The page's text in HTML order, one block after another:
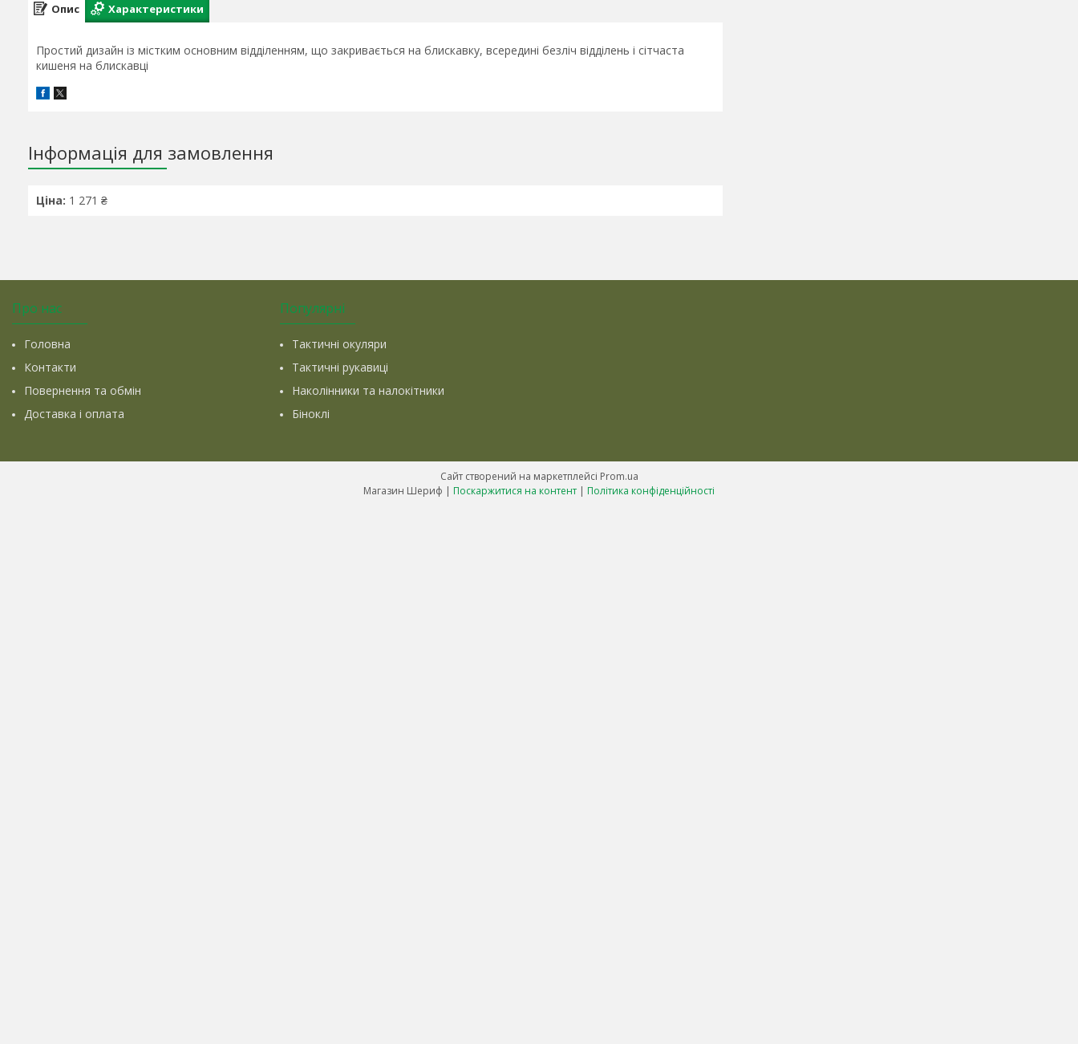
Опис Характеристики
Простий дизайн із містким основним відділенням, що закривається на блискавку, всередині безліч відділень і сітчаста
кишеня на блискавці
Інформація для замовлення
Ціна: 1 271 ₴
Про нас
Головна
Контакти
Повернення та обмін
Доставка і оплата
Популярні
Тактичні окуляри
Тактичні рукавиці
Наколінники та налокітники
Біноклі
Сайт створений на маркетплейсі Prom.ua
Магазин Шериф | Поскаржитися на контент | Політика конфіденційності